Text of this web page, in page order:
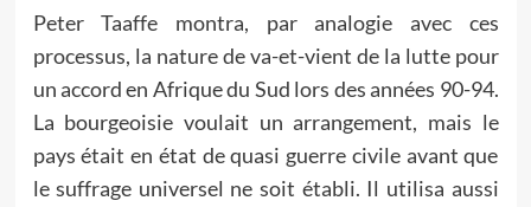
Peter Taaffe montra, par analogie avec ces
processus, la nature de va-et-vient de la lutte pour
un accord en Afrique du Sud lors des années 90-94.
La bourgeoisie voulait un arrangement, mais le
pays était en état de quasi guerre civile avant que
le suffrage universel ne soit établi. Il utilisa aussi